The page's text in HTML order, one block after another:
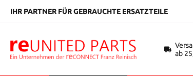
springen
IHR PARTNER FÜR GEBRAUCHTE ERSATZTEILE
ab